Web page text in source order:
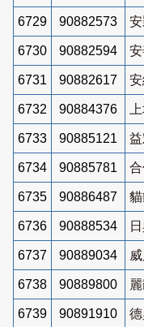
6729 90882573
6730 90882594
6731 90882617
6732 90884376
6733 90885121
6734 90885781
6735 90886487
6736 90888534
6737 90889034
6738 90889800
6739 90891910